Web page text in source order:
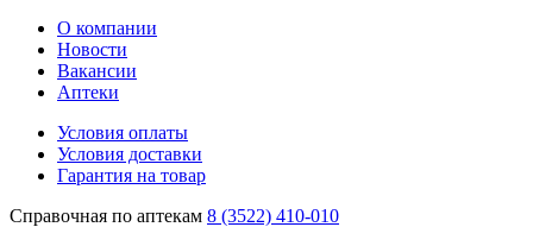
О компании
Новости
Вакансии
Аптеки
Условия оплаты
Условия доставки
Гарантия на товар
Справочная по аптекам 8 (3522) 410-010